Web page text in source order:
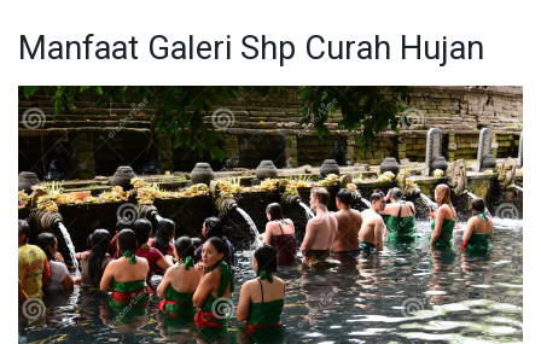
Manfaat Galeri Shp Curah Hujan